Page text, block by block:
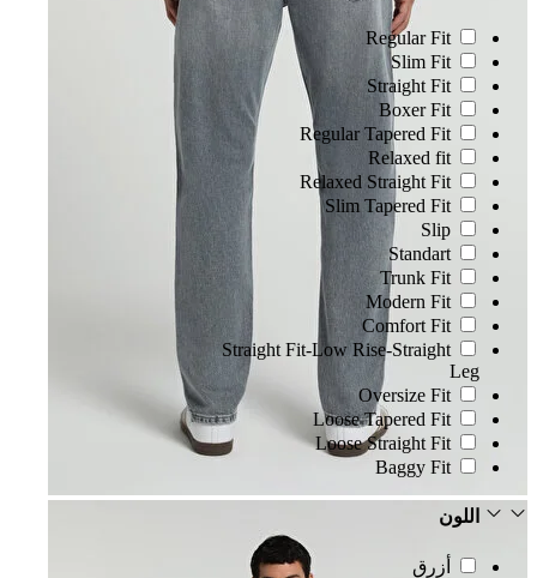
Regular Fit
Slim Fit
Straight Fit
Boxer Fit
Regular Tapered Fit
Relaxed fit
Relaxed Straight Fit
Slim Tapered Fit
Slip
Standart
Trunk Fit
Modern Fit
Comfort Fit
Straight Fit-Low Rise-Straight
Leg
Oversize Fit
Loose Tapered Fit
Loose Straight Fit
Baggy Fit
اللون
أزرق